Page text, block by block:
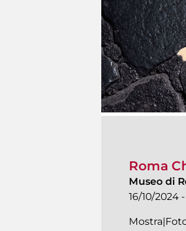
Roma
Museo di
16/10/2024